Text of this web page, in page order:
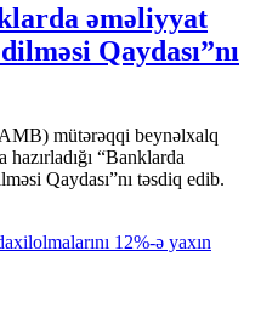
əməliyyat
Qaydası”nı
mütərəqqi beynəlxalq
hazırladığı “Banklarda
Qaydası”nı təsdiq edib.